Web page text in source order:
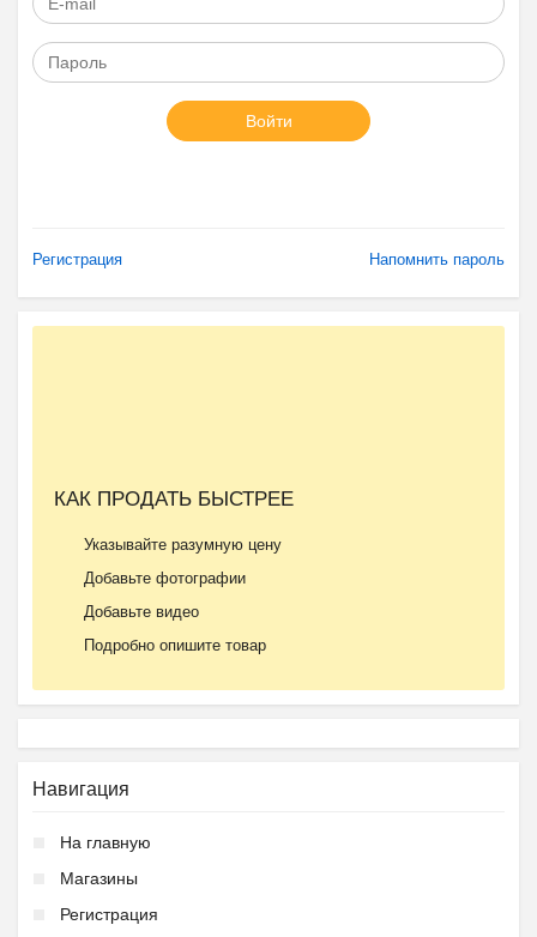
Войти
Регистрация Напомнить пароль
КАК ПРОДАТЬ БЫСТРЕЕ
Указывайте разумную цену
Добавьте фотографии
Добавьте видео
Подробно опишите товар
Навигация
На главную
Магазины
Регистрация